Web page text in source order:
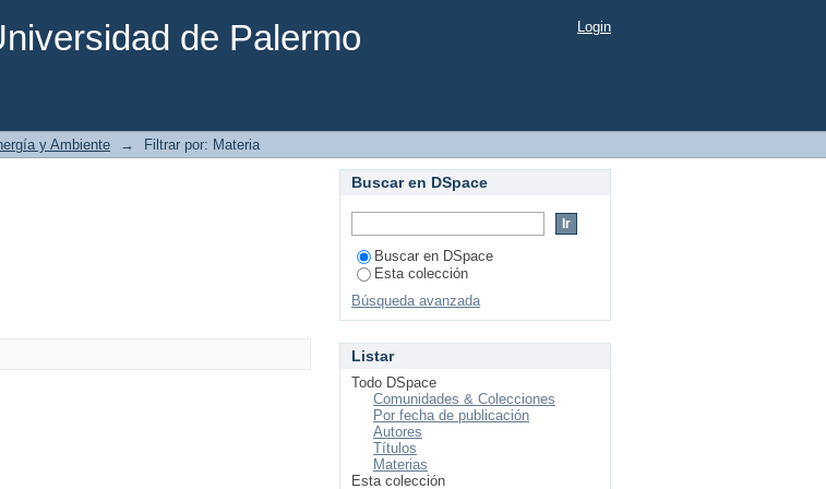
de Palermo Login
y Ambiente → Filtrar por: Materia
Buscar en DSpace
Buscar en DSpace
Esta colección
Búsqueda avanzada
Listar
Todo DSpace
Comunidades & Colecciones
Por fecha de publicación
Autores
Títulos
Materias
Esta colección